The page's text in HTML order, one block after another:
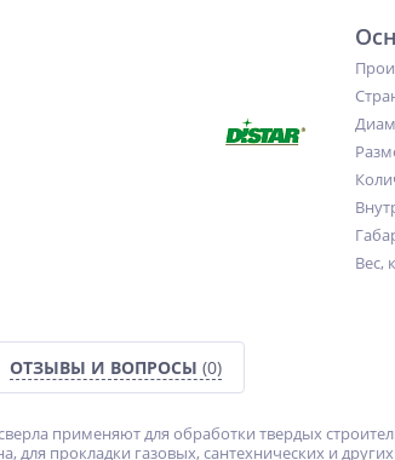
Вес,
ОТЗЫВЫ И ВОПРОСЫ (0)
применяют для обработки твердых
для прокладки газовых, сантехнических и